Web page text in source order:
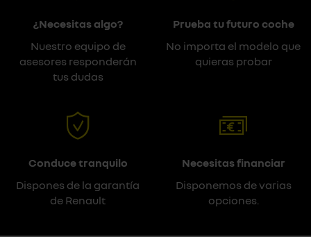
¿Necesitas algo?
Nuestro equipo de
asesores responderán
tus dudas
Prueba tu futuro coche
No importa el modelo que
quieras probar
Conduce tranquilo
Dispones de la garantía
de Renault
Necesitas financiar
Disponemos de varias
opciones.